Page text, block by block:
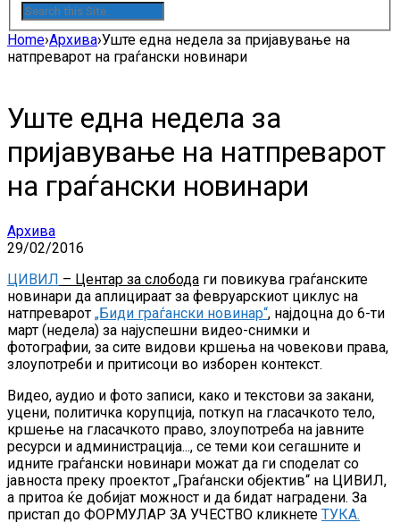
Home›Архива›Уште една недела за пријавување на
натпреварот на граѓански новинари
Уште една недела за
пријавување на натпреварот
на граѓански новинари
Архива
29/02/2016
ЦИВИЛ – Центар за слобода ги повикува граѓанските
новинари да аплицираат за февруарскиот циклус на
натпреварот „Биди граѓански новинар“, најдоцна до 6-ти
март (недела) за најуспешни видео-снимки и
фотографии, за сите видови кршења на човекови права,
злоупотреби и притисоци во изборен контекст.
Видео, аудио и фото записи, како и текстови за закани,
уцени, политичка корупција, поткуп на гласачкото тело,
кршење на гласачкото право, злоупотреба на јавните
ресурси и администрација..., се теми кои сегашните и
идните граѓански новинари можат да ги споделат со
јавноста преку проектот „Граѓански објектив“ на ЦИВИЛ,
а притоа ќе добијат можност и да бидат наградени. За
пристап до ФОРМУЛАР ЗА УЧЕСТВО кликнете ТУКА.